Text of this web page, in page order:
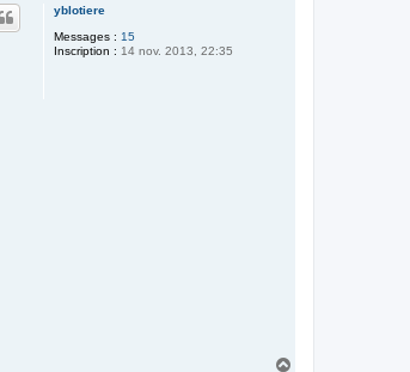
yblotiere
Messages : 15
Inscription : 14 nov. 2013, 22:35